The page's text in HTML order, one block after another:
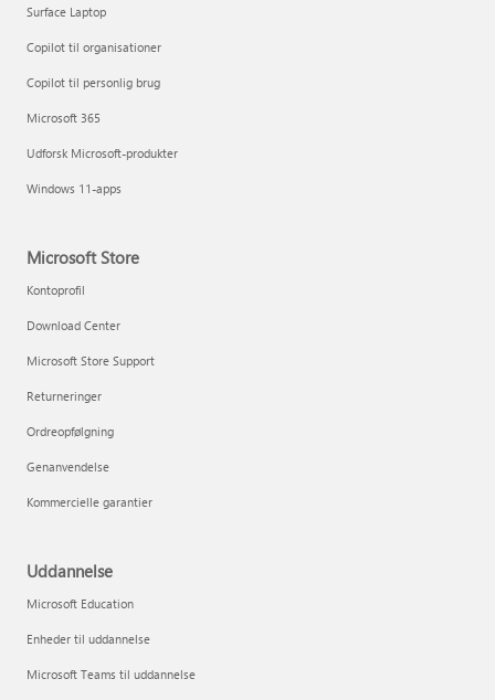
Surface Laptop
Copilot til organisationer
Copilot til personlig brug
Microsoft 365
Udforsk Microsoft-produkter
Windows 11-apps
Microsoft Store
Kontoprofil
Download Center
Microsoft Store Support
Returneringer
Ordreopfølgning
Genanvendelse
Kommercielle garantier
Uddannelse
Microsoft Education
Enheder til uddannelse
Microsoft Teams til uddannelse